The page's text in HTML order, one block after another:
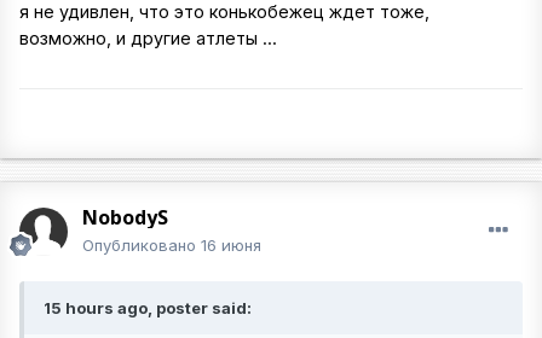
я не удивлен, что это конькобежец ждет тоже,
возможно, и другие атлеты ...
NobodyS
Опубликовано 16 июня
15 hours ago, poster said: